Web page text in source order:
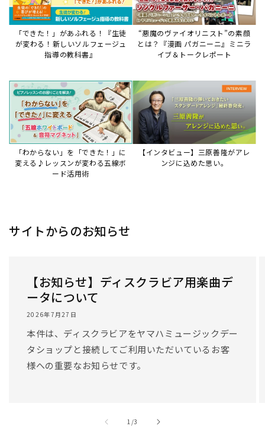
「できた！」があふれる！『生徒
が変わる！新しいソルフェージュ
指導の教科書』
“悪魔のヴァイオリニスト”の素顔
とは？『漫画 パガニーニ』ミニラ
イブ＆トークレポート
「わからない」を「できた！」に
変える♪レッスンが変わる五線ボ
ード活用術
【インタビュー】三原善隆がアレ
ンジに込めた思い。
サイトからのお知らせ
【お知らせ】ディスクラビア用楽曲デ
ータについて
2026年7月27日
本件は、ディスクラビアをヤマハミュージックデー
タショップと接続してご利用いただいているお客
様への重要なお知らせです。
1 //3